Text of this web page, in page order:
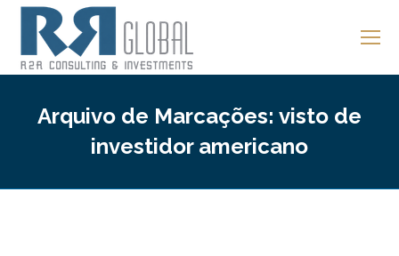
Arquivo de Marcações: visto de
investidor americano